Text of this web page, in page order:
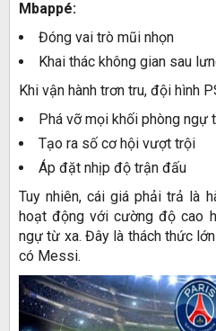
Mbappé:
Đóng vai trò mũi nhọn
Khai thác không gian sau
Khi vận hành trơn tru, đội hình
Phá vỡ mọi khối phòng ngự
Tạo ra số cơ hội vượt trội
Áp đặt nhịp độ trận đấu
Tuy nhiên, cái giá phải trả là
hoạt động với cường độ cao
ngự từ xa. Đây là thách thức
có Messi.